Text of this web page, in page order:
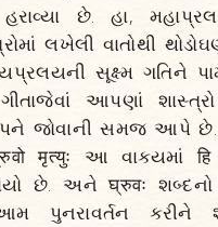
છે. હા,
લખેલી વાતોથી
સૂક્ષ્મ ગતિને
આપણાં
જોવાની સમજ આપે છે.
मृत्युः આ વાક્યમાં हि
છે. અને घ्रुवः
પુનરાવર્તન કરીને